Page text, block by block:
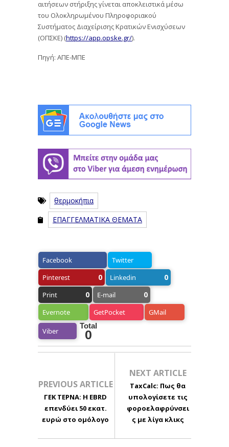
αιτήσεων στήριξης γίνεται αποκλειστικά μέσω
του Ολοκληρωμένου Πληροφοριακού
Συστήματος Διαχείρισης Κρατικών Ενισχύσεων
(ΟΠΣΚΕ) (https://app.opske.gr/).
Πηγή: ΑΠΕ-ΜΠΕ
θερμοκήπια
ΕΠΑΓΓΕΛΜΑΤΙΚΑ ΘΕΜΑΤΑ
Facebook
Twitter
Pinterest
0 Linkedin 0
Print 0 E-mail 0
Evernote GetPocket GMail
Viber
Total
0
PREVIOUS ARTICLE
ΓΕΚ ΤΕΡΝΑ: Η EBRD
επενδύει 50 εκατ.
ευρώ στο ομόλογο
NEXT ARTICLE
TaxCalc: Πως θα
υπολογίσετε τις
φοροελαφρύνσει
ς με λίγα κλικς